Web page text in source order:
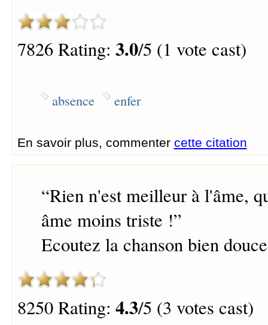
7826 Rating: 3.0/5 (1 vote cast)
absence enfer
En savoir plus, commenter cette citation
“Rien n'est meilleur à l'âme,
âme moins triste !”
Ecoutez la chanson bien douce
8250 Rating: 4.3/5 (3 votes cast)